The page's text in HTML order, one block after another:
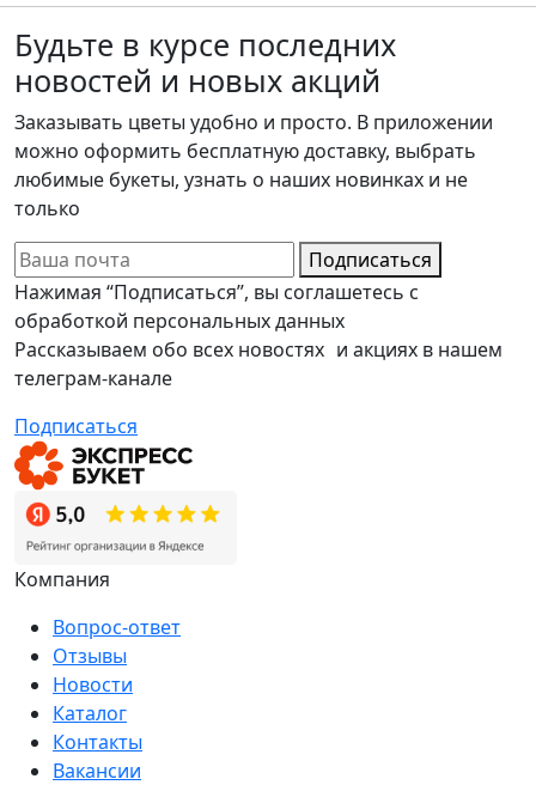
Будьте в курсе последних
новостей и новых акций
Заказывать цветы удобно и просто. В приложении
можно оформить бесплатную доставку, выбрать
любимые букеты, узнать о наших новинках и не
только
Подписаться
Нажимая “Подписаться”, вы соглашетесь с
обработкой персональных данных
Рассказываем обо всех новостях и акциях в нашем
телеграм-канале
Подписаться
Компания
Вопрос-ответ
Отзывы
Новости
Каталог
Контакты
Вакансии